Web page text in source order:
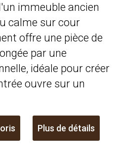
immeuble ancien
calme sur cour
offre une pièce de
par une
idéale pour créer
ouvre sur un
Plus de détails